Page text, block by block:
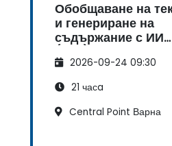
Обобщаване на
и генериране на
съдържание с ИИ
2026-09-24 09:30
21 часa
Central Point Варна